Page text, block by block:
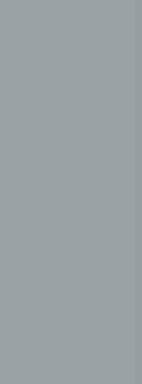
von dem für die
ohne Hilfe
Vorgangsreihe im
Erfassen, die
die Speicherung,
das
Verwendung,
Form der
das